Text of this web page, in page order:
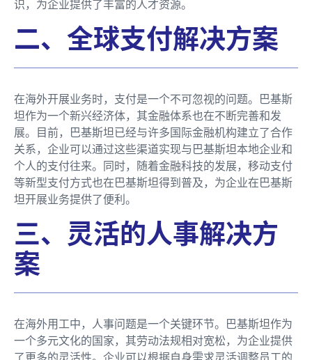
识，为企业提供了丰富的人才资源。
二、全球支付解决方案
在海外开展业务时，支付是一个不可忽视的问题。巴基斯
坦作为一个新兴经济体，其金融体系也在不断完善和发
展。目前，巴基斯坦已经与许多国际金融机构建立了合作
关系，企业可以通过这些渠道实现与巴基斯坦本地企业和
个人的支付往来。同时，随着金融科技的发展，移动支付
等新型支付方式也在巴基斯坦得到普及，为企业在巴基斯
坦开展业务提供了便利。
三、灵活的人事解决方
案
在海外用工中，人事问题是一个关键环节。巴基斯坦作为
一个多元文化的国家，其劳动法规相对宽松，为企业提供
了更多的灵活性。企业可以根据自身需求灵活调整员工的